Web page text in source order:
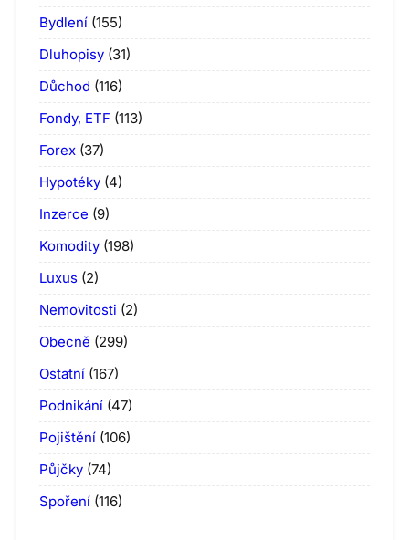
Bydlení (155)
Dluhopisy (31)
Důchod (116)
Fondy, ETF (113)
Forex (37)
Hypotéky (4)
Inzerce (9)
Komodity (198)
Luxus (2)
Nemovitosti (2)
Obecně (299)
Ostatní (167)
Podnikání (47)
Pojištění (106)
Půjčky (74)
Spoření (116)